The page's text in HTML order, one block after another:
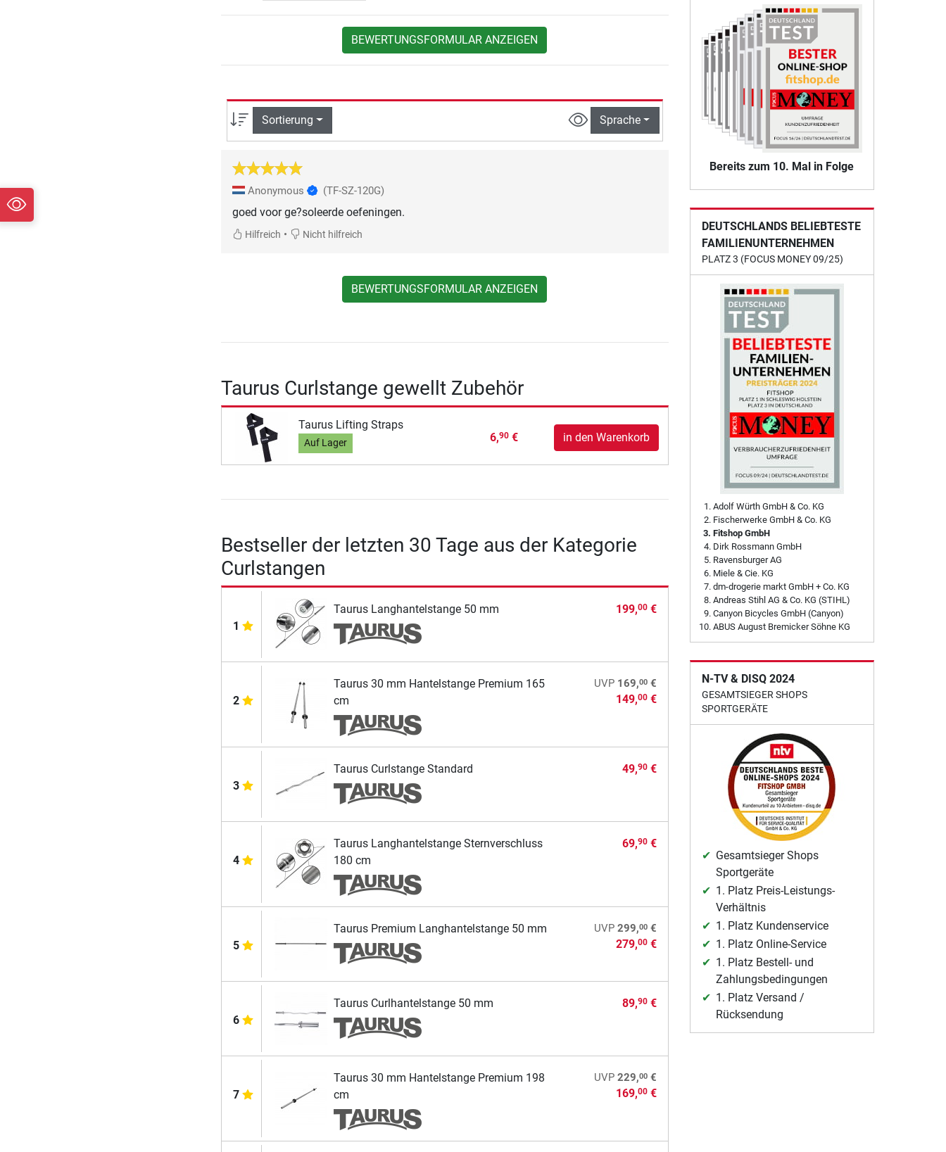
BEWERTUNGSFORMULAR ANZEIGEN
Sortierung Sprache
Anonymous (TF-SZ-120G)
goed voor ge?soleerde oefeningen.
Hilfreich • Nicht hilfreich
BEWERTUNGSFORMULAR ANZEIGEN
Taurus Curlstange gewellt Zubehör
Taurus Lifting Straps
Auf Lager 6,90€ in den Warenkorb
Bestseller der letzten 30 Tage aus der Kategorie
Curlstangen
1
Taurus Langhantelstange 50 mm 199,00 €
2
Taurus 30 mm Hantelstange Premium 165
cm
UVP 169,00 €
149,00 €
3
Taurus Curlstange Standard 49,90 €
4
Taurus Langhantelstange Sternverschluss
180 cm
69,90 €
5
Taurus Premium Langhantelstange 50 mm UVP 299,00 €
279,00 €
6
Taurus Curlhantelstange 50 mm 89,90 €
7
Taurus 30 mm Hantelstange Premium 198
cm
UVP 229,00 €
169,00 €
Bereits zum 10. Mal in Folge
DEUTSCHLANDS BELIEBTESTE
FAMILIENUNTERNEHMEN
PLATZ 3 (FOCUS MONEY 09/25)
Adolf Würth GmbH & Co. KG
Fischerwerke GmbH & Co. KG
Fitshop GmbH
Dirk Rossmann GmbH
Ravensburger AG
Miele & Cie. KG
dm-drogerie markt GmbH + Co. KG
Andreas Stihl AG & Co. KG (STIHL)
Canyon Bicycles GmbH (Canyon)
ABUS August Bremicker Söhne KG
N-TV & DISQ 2024
GESAMTSIEGER SHOPS
SPORTGERÄTE
Gesamtsieger Shops
Sportgeräte
1. Platz Preis-Leistungs-
Verhältnis
1. Platz Kundenservice
1. Platz Online-Service
1. Platz Bestell- und
Zahlungsbedingungen
1. Platz Versand /
Rücksendung